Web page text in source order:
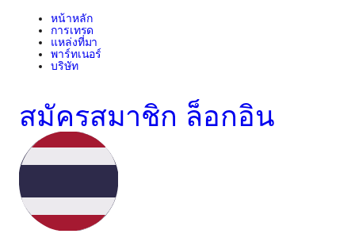
หน้าหลัก
การเทรด
แหล่งที่มา
พาร์ทเนอร์
บริษัท
สมัครสมาชิก ล็อกอิน